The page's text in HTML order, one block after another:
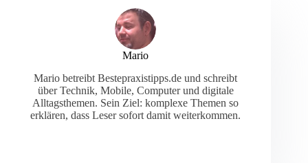
Mario
Mario betreibt Bestepraxistipps.de und schreibt
über Technik, Mobile, Computer und digitale
Alltagsthemen. Sein Ziel: komplexe Themen so
erklären, dass Leser sofort damit weiterkommen.